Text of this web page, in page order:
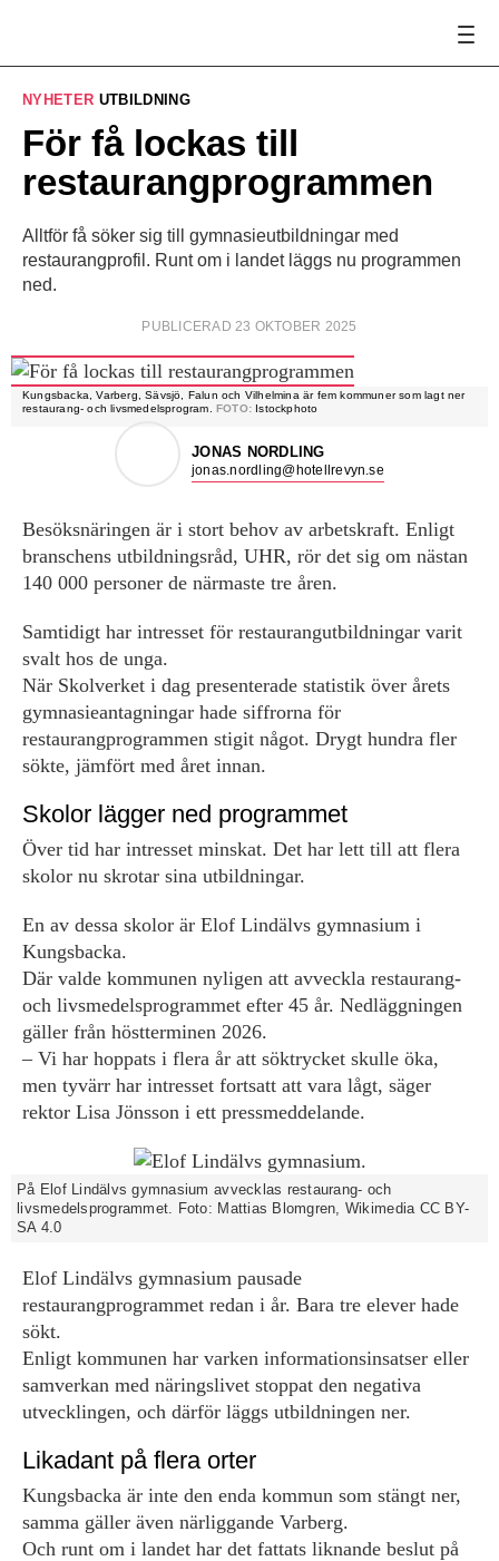
NYHETER UTBILDNING
För få lockas till
restaurangprogrammen
Alltför få söker sig till gymnasieutbildningar med
restaurangprofil. Runt om i landet läggs nu programmen
ned.
PUBLICERAD 23 OKTOBER 2025
Kungsbacka, Varberg, Sävsjö, Falun och Vilhelmina är fem kommuner som lagt ner
restaurang- och livsmedelsprogram. FOTO: Istockphoto
JONAS NORDLING
jonas.nordling@hotellrevyn.se
Besöksnäringen är i stort behov av arbetskraft. Enligt
branschens utbildningsråd, UHR, rör det sig om nästan
140 000 personer de närmaste tre åren.
Samtidigt har intresset för restaurangutbildningar varit
svalt hos de unga.
När Skolverket i dag presenterade statistik över årets
gymnasieantagningar hade siffrorna för
restaurangprogrammen stigit något. Drygt hundra fler
sökte, jämfört med året innan.
Skolor lägger ned programmet
Över tid har intresset minskat. Det har lett till att flera
skolor nu skrotar sina utbildningar.
En av dessa skolor är Elof Lindälvs gymnasium i
Kungsbacka.
Där valde kommunen nyligen att avveckla restaurang-
och livsmedelsprogrammet efter 45 år. Nedläggningen
gäller från höstterminen 2026.
– Vi har hoppats i flera år att söktrycket skulle öka,
men tyvärr har intresset fortsatt att vara lågt, säger
rektor Lisa Jönsson i ett pressmeddelande.
På Elof Lindälvs gymnasium avvecklas restaurang- och
livsmedelsprogrammet. Foto: Mattias Blomgren, Wikimedia CC BY-
SA 4.0
Elof Lindälvs gymnasium pausade
restaurangprogrammet redan i år. Bara tre elever hade
sökt.
Enligt kommunen har varken informationsinsatser eller
samverkan med näringslivet stoppat den negativa
utvecklingen, och därför läggs utbildningen ner.
Likadant på flera orter
Kungsbacka är inte den enda kommun som stängt ner,
samma gäller även närliggande Varberg.
Och runt om i landet har det fattats liknande beslut på